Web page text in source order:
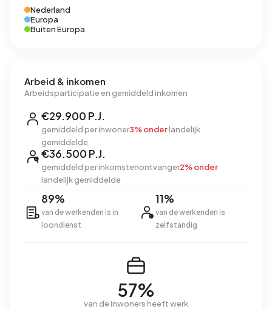
Nederland
Europa
Buiten Europa
Arbeid & inkomen
Arbeidsparticipatie en gemiddeld inkomen
€29.900 P.J.
gemiddeld per inwoner3% onderlandelijk
gemiddelde
€36.500 P.J.
gemiddeld per inkomstenontvanger2% onder
landelijk gemiddelde
89%
van de werkenden is in
loondienst
11%
van de werkenden is
zelfstandig
57%
van de inwoners heeft werk